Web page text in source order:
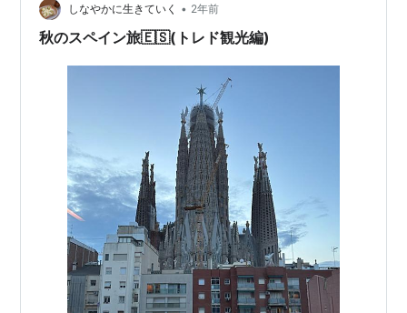
日のディナーと同じ会場に行って朝食を食べる。ちなみ
にビュッフェスタイルでした。 パン・チーズ・生ハム フ
しなやかに生きていく • 2年前
秋のスペイン旅🇪🇸(トレド観光編)